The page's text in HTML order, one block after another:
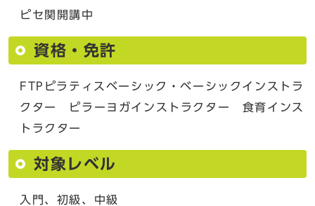
ピセ関開講中
資格・免許
FTPピラティスベーシック・ベーシックインストラ
クター ピラーヨガインストラクター 食育インス
トラクター
対象レベル
入門、初級、中級